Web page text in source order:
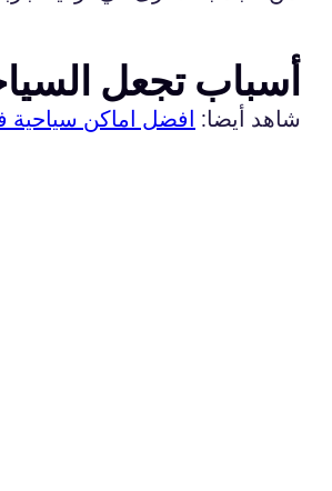
أسباب تجعل
شاهد أيضا: افضل اماكن سياحية